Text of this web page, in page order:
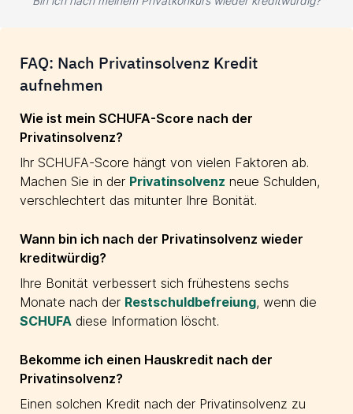
FAQ: Nach Privatinsolvenz Kredit
aufnehmen
Wie ist mein SCHUFA-Score nach der
Privatinsolvenz?
Ihr SCHUFA-Score hängt von vielen Faktoren ab.
Machen Sie in der Privatinsolvenz neue Schulden,
verschlechtert das mitunter Ihre Bonität.
Wann bin ich nach der Privatinsolvenz wieder
kreditwürdig?
Ihre Bonität verbessert sich frühestens sechs
Monate nach der Restschuldbefreiung, wenn die
SCHUFA diese Information löscht.
Bekomme ich einen Hauskredit nach der
Privatinsolvenz?
Einen solchen Kredit nach der Privatinsolvenz zu